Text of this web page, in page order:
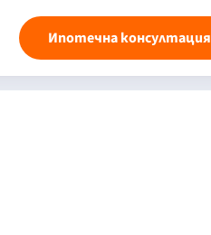
Ипотечна консултация